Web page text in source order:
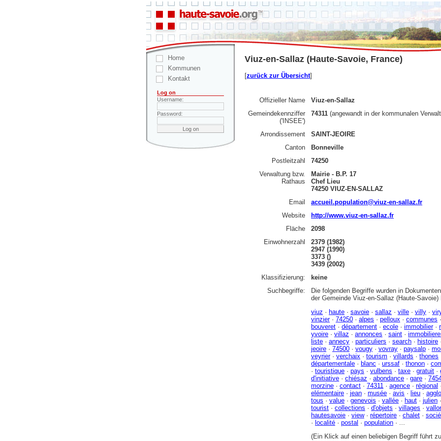
Home
Kommunen
Kontakt
Log on
Username:
Password:
Viuz-en-Sallaz (Haute-Savoie, France)
[zurück zur Übersicht]
Offizieller Name
Viuz-en-Sallaz
Gemeindekennziffer
('INSEE')
74311 (angewandt in der kommunalen
Arrondissement
SAINT-JEOIRE
Canton
Bonneville
Postleitzahl
74250
Verwaltung bzw.
Rathaus
Mairie - B.P. 17
Chef Lieu
74250 VIUZ-EN-SALLAZ
Email
accueil.population@viuz-en-sallaz.fr
Website
http://www.viuz-en-sallaz.fr
Fläche
2098
Einwohnerzahl
2379 (1982)
2947 (1990)
3373 ()
3439 (2002)
Klassifizierung:
keine
Suchbegriffe:
Die folgenden Begriffe wurden in
der Gemeinde Viuz-en-Sallaz (Haute-Savoie)
viuz · haute · savoie · sallaz · ville · villy ·
vinzier· 74250 · alpes · pelloux · communes
bouveret · département · ecole · immobilier·
yvoire · villaz · annonces · saint ·
liste · annecy · particuliers · search · histoire
jeoire · 74500 · vougy · vovray · paysalp ·
veyrier· verchaix · tourism · villards · thones
départementale · blanc · urssaf · thonon ·
· touristique · pays · vulbens · taxe · gratuit ·
d'initiative · chiésaz · abondance · gare ·
morzine · contact · 74311 · agence · régional
elémentaire · jean · musée · avis · lieu ·
tous · value · genevois · vallée · haut · julien
tourist · collections · d'objets · villages ·
hautesavoie · view· répertoire · chalet ·
· localité · postal · population · ...
(Ein Klick auf einen beliebigen Begriff führt